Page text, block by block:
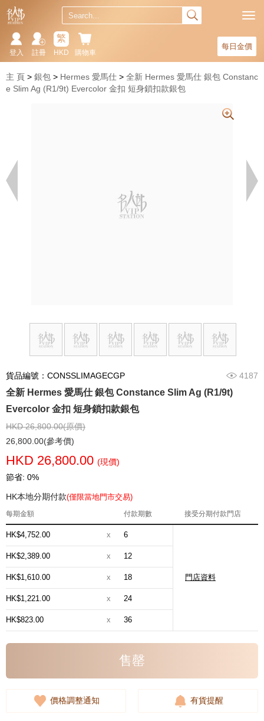
每日金價
購物車
繁
HKD
註冊
登入
主 頁 銀包 Hermes 愛馬仕
全新 Hermes 愛馬仕 銀包 Constanc
e Slim Ag (R1/9t) Evercolor 金扣 短身鎖扣款銀包
貨品編號：CONSSLIMAGECGP 4187
全新 Hermes 愛馬仕 銀包 Constance Slim Ag (R1/9t)
Evercolor 金扣 短身鎖扣款銀包
HKD 26,800.00(原價)
26,800.00(參考價)
HKD 26,800.00 (現價)
節省: 0%
HK本地分期付款(僅限當地門市交易)
每期金額 付款期數 接受分期付款門店
HK$4,752.00 x 6
門店資料
HK$2,389.00 x 12
HK$1,610.00 x 18
HK$1,221.00 x 24
HK$823.00 x 36
售罄
價格調整通知 有貨提醒